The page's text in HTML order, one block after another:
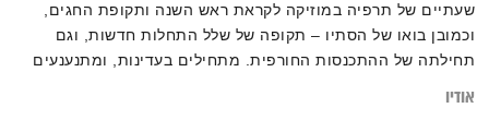
שעתיים של תרפיה במוזיקה לקראת ראש השנה ותקופת החגים,
וכמובן בואו של הסתיו – תקופה של שלל התחלות חדשות, וגם
תחילתה של ההתכנסות החורפית. מתחילים בעדינות, ומתנענעים
אודיו